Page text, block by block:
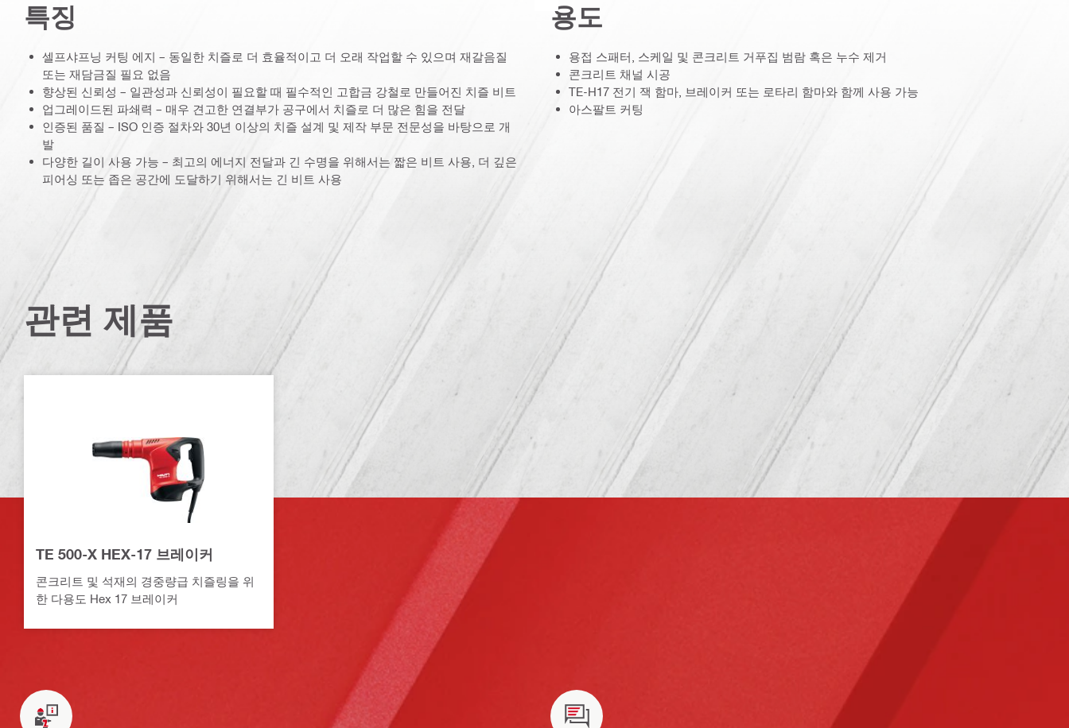
특징
셀프샤프닝 커팅 에지 – 동일한 치즐로 더 효율적이고 더 오래 작업할 수 있으며 재갈음질
또는 재담금질 필요 없음
향상된 신뢰성 – 일관성과 신뢰성이 필요할 때 필수적인 고합금 강철로 만들어진 치즐 비트
업그레이드된 파쇄력 – 매우 견고한 연결부가 공구에서 치즐로 더 많은 힘을 전달
인증된 품질 – ISO 인증 절차와 30년 이상의 치즐 설계 및 제작 부문 전문성을 바탕으로 개
발
다양한 길이 사용 가능 – 최고의 에너지 전달과 긴 수명을 위해서는 짧은 비트 사용, 더 깊은
피어싱 또는 좁은 공간에 도달하기 위해서는 긴 비트 사용
용도
용접 스패터, 스케일 및 콘크리트 거푸집 범람 혹은 누수 제거
콘크리트 채널 시공
TE-H17 전기 잭 함마, 브레이커 또는 로타리 함마와 함께 사용 가능
아스팔트 커팅
관련 제품
TE 500-X HEX-17 브레이커
콘크리트 및 석재의 경중량급 치즐링을 위
한 다용도 Hex 17 브레이커